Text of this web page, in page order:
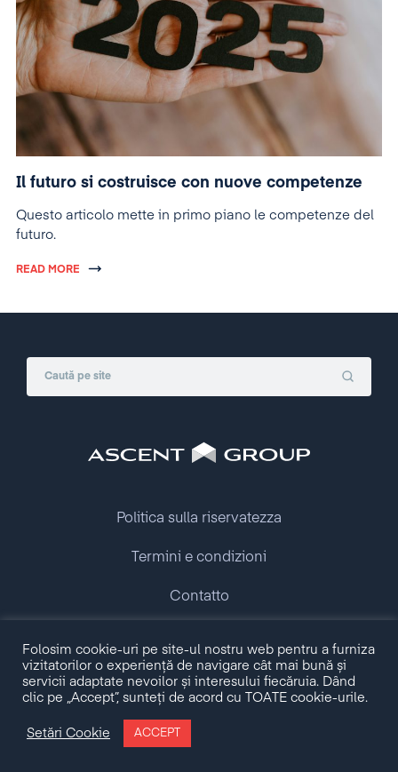
Il futuro si costruisce con nuove competenze
Questo articolo mette in primo piano le competenze del
futuro.
READ MORE
Copyright © 2009 - 2026 Ascent Group.
All rights reserved.
Politica sulla riservatezza
Termini e condizioni
Contatto
Folosim cookie-uri pe site-ul nostru web pentru a furniza
vizitatorilor o experiență de navigare cât mai bună și
servicii adaptate nevoilor și interesului fiecăruia. Dând
clic pe „Accept”, sunteți de acord cu TOATE cookie-urile.
Setări Cookie ACCEPT